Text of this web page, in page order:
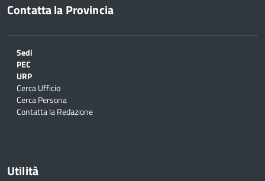
Contatta la Provincia
Sedi
PEC
URP
Cerca Ufficio
Cerca Persona
Contatta la Redazione
Utilità